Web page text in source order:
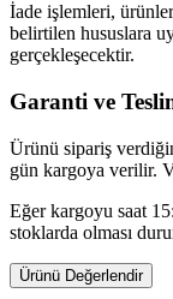
İade işlemleri,
belirtilen hususlara
gerçekleşecektir.
Garanti ve
Ürünü sipariş
gün kargoya verilir.
Eğer kargoyu saat
stoklarda olması
Ürünü Değerlendir